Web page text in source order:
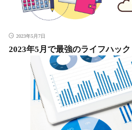
2023年5月7日
2023年5月で最強のライフハック